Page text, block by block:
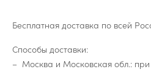
Бесплатная доставка по всей
Способы доставки:
Москва и Московская обл.: